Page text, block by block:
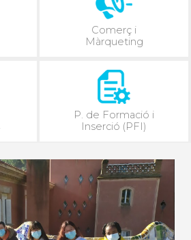
Comerç i
Màrqueting
P. de Formació i
Inserció (PFI)